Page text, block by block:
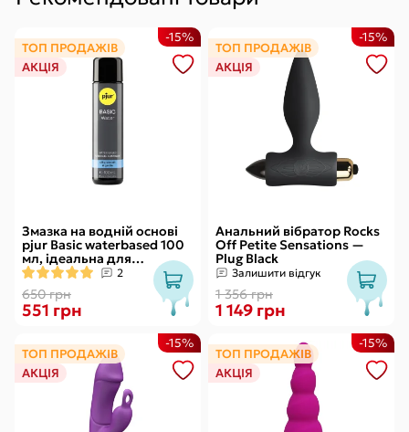
ТОП ПРОДАЖІВ
АКЦІЯ
Змазка на водній основі
pjur Basic waterbased 100
мл, ідеальна для
новачків, найкраща ціна/
якість
2
650 грн
-15%
551 грн
ТОП ПРОДАЖІВ
АКЦІЯ
Анальний вібратор Rocks
Off Petite Sensations —
Plug Black
Залишити відгук
1 356 грн
-15%
1 149 грн
ТОП ПРОДАЖІВ
АКЦІЯ
-15%
ТОП ПРОДАЖІВ
АКЦІЯ
-15%